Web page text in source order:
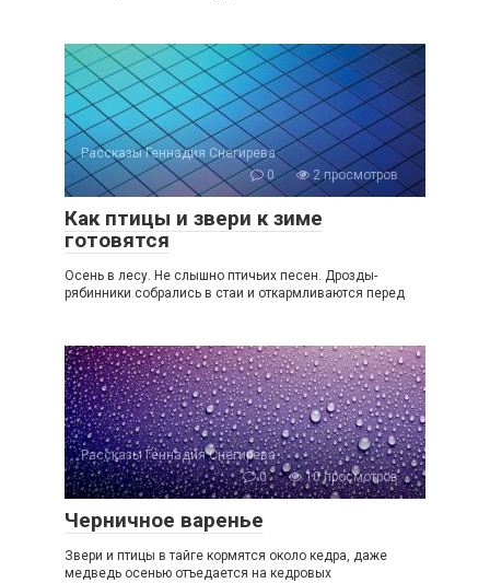
Рассказы Геннадия Снегирева
0
2 просмотров
Как птицы и звери к зиме
готовятся
Осень в лесу. Не слышно птичьих песен. Дрозды-
рябинники собрались в стаи и откармливаются перед
Рассказы Геннадия Снегирева
0
10 просмотров
Черничное варенье
Звери и птицы в тайге кормятся около кедра, даже
медведь осенью отъедается на кедровых